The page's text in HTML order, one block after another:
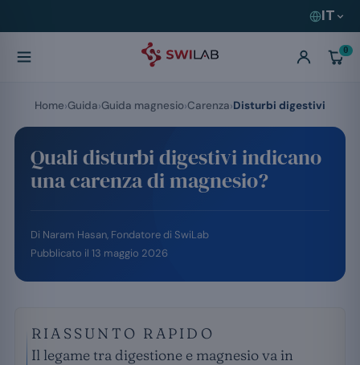
IT
0
Quali disturbi digestivi indicano
una carenza di magnesio?
Di Naram Hasan, Fondatore di SwiLab
Pubblicato il 13 maggio 2026
RIASSUNTO RAPIDO
Il legame tra digestione e magnesio va in
Home Guida Guida magnesio Carenza Disturbi digestivi